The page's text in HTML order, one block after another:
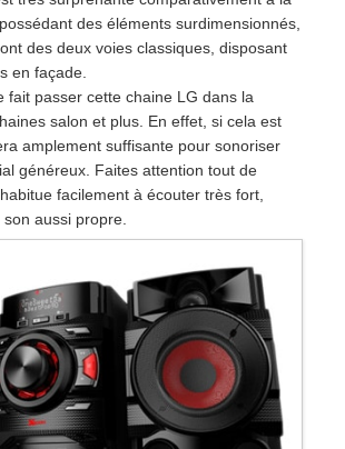
des éléments surdimensionnés,
des deux voies classiques, disposant
en façade.
fait passer cette chaine LG dans la
salon et plus. En effet, si cela est
amplement suffisante pour sonoriser
généreux. Faites attention tout de
facilement à écouter très fort,
aussi propre.